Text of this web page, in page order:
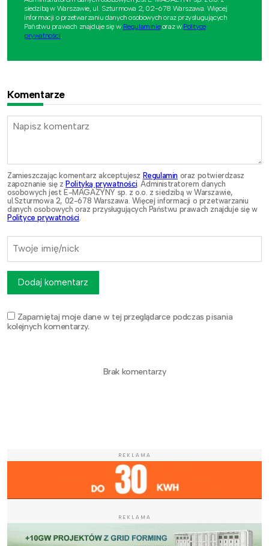
siedzibą w Warszawie, ul. Szturmowa 2, 02-678 Warszawa. Więcej
informacji o przetwarzaniu danych osobowych oraz przysługujących
Państwu prawach znajduje się w Regulaminieoraz w Polityce
prywatności.
Komentarze
Zamieszczając komentarz akceptujesz Regulamin oraz potwierdzasz
zapoznanie się zPolityką prywatności . Administratorem danych
osobowych jest E-MAGAZYNY sp. z o.o. z siedzibą w Warszawie,
ul.Szturmowa 2, 02-678 Warszawa. Więcej informacji o przetwarzaniu
danych osobowych oraz przysługujących Państwu prawach znajduje się w
Polityce prywatności
Zapamiętaj moje dane w tej przeglądarce podczas pisania
kolejnych komentarzy.
Dodaj komentarz
Brak komentarzy
REKLAMA
REKLAMA